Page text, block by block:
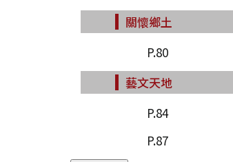
關懷鄉土
P.80
藝文天地
P.84
P.87